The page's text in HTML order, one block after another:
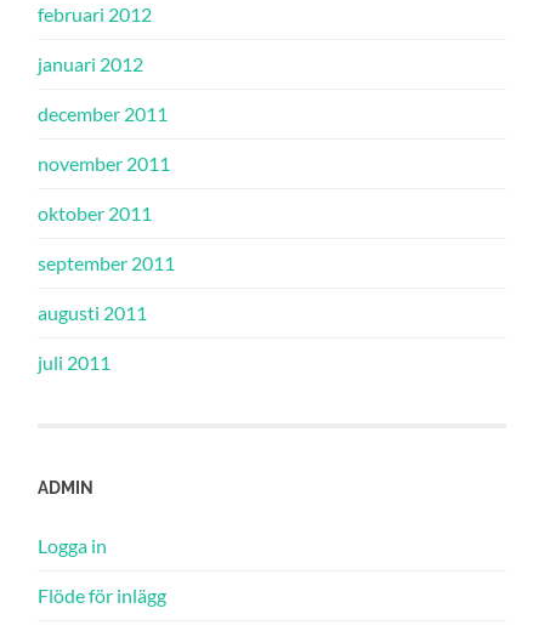
februari 2012
januari 2012
december 2011
november 2011
oktober 2011
september 2011
augusti 2011
juli 2011
ADMIN
Logga in
Flöde för inlägg